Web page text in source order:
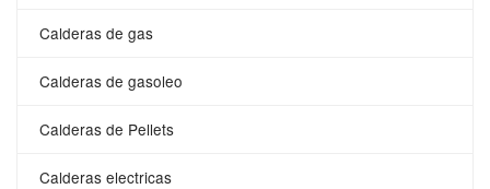
Calderas de gas
Calderas de gasoleo
Calderas de Pellets
Calderas electricas